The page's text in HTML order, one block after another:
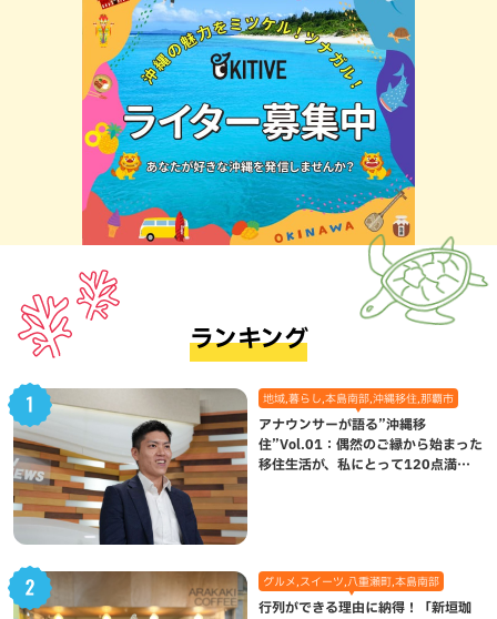
ランキング
地域,暮らし,本島南部,沖縄移住,那覇市
アナウンサーが語る”沖縄移
住”Vol.01：偶然のご縁から始まった
移住生活が、私にとって120点満点
グルメ,スイーツ,八重瀬町,本島南部
行列ができる理由に納得！「新垣珈